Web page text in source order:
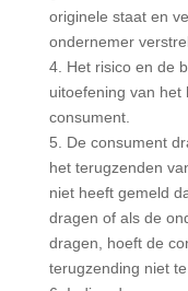
originele staat en
ondernemer
4. Het risico en de
uitoefening van het
consument.
5. De consument
het terugzenden
niet heeft gemeld
dragen of als de
dragen, hoeft de
terugzending niet te